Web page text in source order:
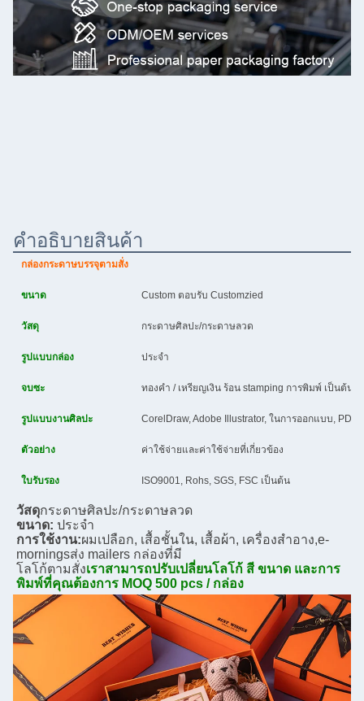
คําอธิบายสินค้า
กล่องกระดาษบรรจุตามสั่ง
ขนาด Custom ตอบรับ Customzied
วัสดุ กระดาษศิลปะ/กระดาษลวด
รูปแบบกล่อง ประจํา
จบซะ ทองคํา / เหรียญเงิน ร้อน stamping การพิมพ์ เป็นต้น
รูปแบบงานศิลปะ CorelDraw, Adobe Illustrator, ในการออกแบบ, PDF,
ตัวอย่าง ค่าใช้จ่ายและค่าใช้จ่ายที่เกี่ยวข้อง
ใบรับรอง ISO9001, Rohs, SGS, FSC เป็นต้น
วัสดุกระดาษศิลปะ/กระดาษลวด
ขนาด: ประจํา
การใช้งาน:ผมเปลือก, เสื้อชั้นใน, เสื้อผ้า, เครื่องสําอาง,e-
morningsส่ง mailers กล่องที่มี
โลโก้ตามสั่งเราสามารถปรับเปลี่ยนโลโก้ สี ขนาด และการ
พิมพ์ที่คุณต้องการ MOQ 500 pcs / กล่อง